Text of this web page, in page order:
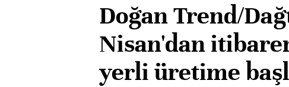
Doğan Trend/
Nisan'dan
yerli üretime